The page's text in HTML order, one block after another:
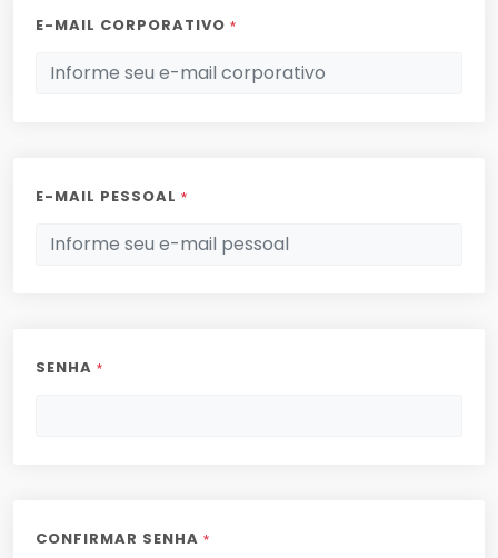
E-MAIL CORPORATIVO *
E-MAIL PESSOAL *
SENHA *
CONFIRMAR SENHA *